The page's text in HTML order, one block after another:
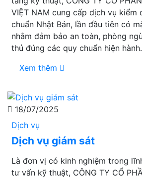
VIỆT NAM cung cấp dịch vụ kiểm
chuẩn Nhật Bản, lần đầu tiên có
nhằm đảm bảo an toàn, phòng
thủ đúng các quy chuẩn hiện hành.
Xem thêm
18/07/2025
Dịch vụ
Dịch vụ giám sát
Là đơn vị có kinh nghiệm trong
tư vấn kỹ thuật, CÔNG TY CỔ